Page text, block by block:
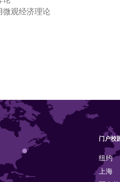
微观经济理论
门户校
纽约
上海